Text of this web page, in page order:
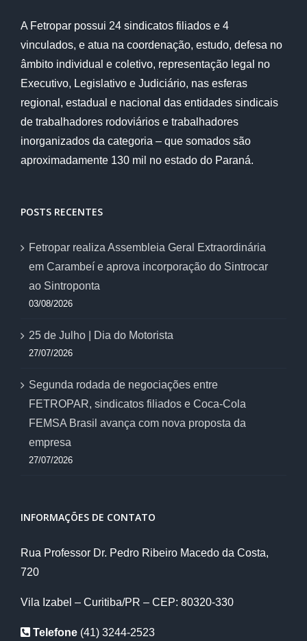
A Fetropar possui 24 sindicatos filiados e 4
vinculados, e atua na coordenação, estudo, defesa no
âmbito individual e coletivo, representação legal no
Executivo, Legislativo e Judiciário, nas esferas
regional, estadual e nacional das entidades sindicais
de trabalhadores rodoviários e trabalhadores
inorganizados da categoria – que somados são
aproximadamente 130 mil no estado do Paraná.
POSTS RECENTES
Fetropar realiza Assembleia Geral Extraordinária
em Carambeí e aprova incorporação do Sintrocar
ao Sintroponta
03/08/2026
25 de Julho | Dia do Motorista
27/07/2026
Segunda rodada de negociações entre
FETROPAR, sindicatos filiados e Coca-Cola
FEMSA Brasil avança com nova proposta da
empresa
27/07/2026
INFORMAÇÕES DE CONTATO
Rua Professor Dr. Pedro Ribeiro Macedo da Costa,
720
Vila Izabel – Curitiba/PR – CEP: 80320-330
Telefone (41) 3244-2523